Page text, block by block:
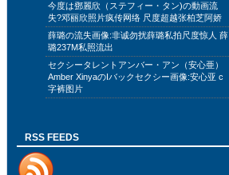
今度は鄧麗欣（ステフィー・タン)の動画流
失?邓丽欣照片疯传网络 尺度超越张柏芝阿娇
薛璐の流失画像:非诚勿扰薛璐私拍尺度惊人 薛
璐237M私照流出
セクシータレントアンバー・アン（安心亜）
Amber XinyaのIバックセクシー画像:安心亚 c
字裤图片
RSS FEEDS